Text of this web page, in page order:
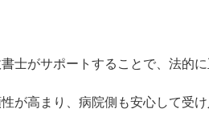
士がサポートすることで、法的
が高まり、病院側も安心して受け